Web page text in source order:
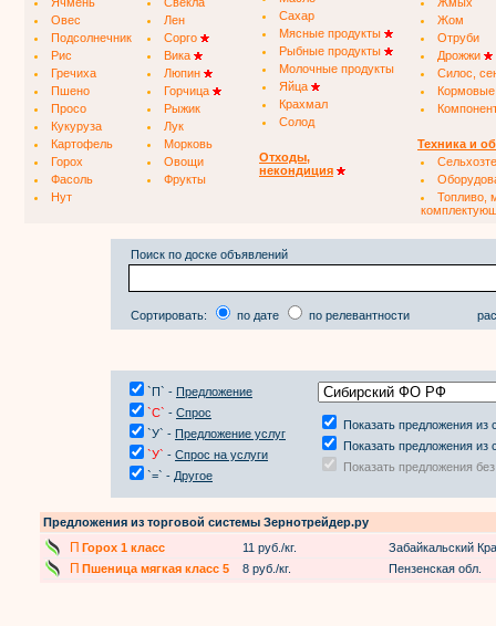
Овес
Лен
Подсолнечник
Сорго
Рис
Вика
Гречиха
Люпин
Пшено
Горчица
Просо
Рыжик
Кукуруза
Лук
Картофель
Морковь
Горох
Овощи
Фасоль
Фрукты
Нут
Сахар
Мясные продукты
Рыбные продукты
Молочные продукты
Яйца
Крахмал
Солод
Отходы,
некондиция
Жом
Отруби
Дрожжи
Силос,
Техника и
Топливо,
Поиск по доске объявлений
Сортировать: по дате по релевантности
`П` - Предложение
`С` - Спрос
`У` - Предложение услуг
`У` - Спрос на услуги
`=` - Другое
Показать предложения из
Показать предложения из
Показать предложения
Предложения из торговой системы Зернотрейдер.ру
П Горох 1 класс 11 руб./кг. Забайкальский
П Пшеница мягкая класс 5 8 руб./кг. Пензенская обл.